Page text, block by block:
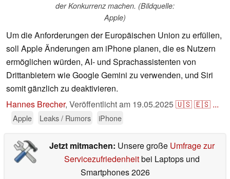
der Konkurrenz machen. (Bildquelle:
Apple)
Um die Anforderungen der Europäischen Union zu erfüllen,
soll Apple Änderungen am iPhone planen, die es Nutzern
ermöglichen würden, AI- und Sprachassistenten von
Drittanbietern wie Google Gemini zu verwenden, und Siri
somit gänzlich zu deaktivieren.
Hannes Brecher, Veröffentlicht am 19.05.2025🇺🇸🇪🇸 ...
Apple Leaks / Rumors iPhone
Jetzt mitmachen: Unsere große Umfrage zur
Servicezufriedenheitbei Laptops und
Smartphones 2026